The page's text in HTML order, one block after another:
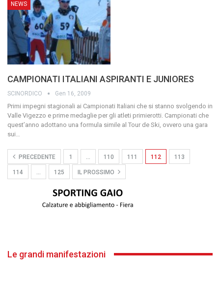
NEWS
CAMPIONATI ITALIANI ASPIRANTI E JUNIORES
SCINORDICO Gen 16, 2009
Primi impegni stagionali ai Campionati Italiani che si stanno svolgendo in
Valle Vigezzo e prime medaglie per gli atleti primierotti. Campionati che
quest’anno adottano una formula simile al Tour de Ski, ovvero una gara
sui
PRECEDENTE 1 110 111 112 113
114 125 IL PROSSIMO
Le grandi manifestazioni